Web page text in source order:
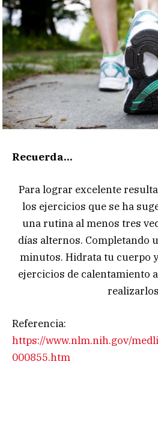
Recuerda…
Para lograr excelente
los ejercicios que se ha
una rutina al menos tres
días alternos. Completando
minutos. Hidrata tu cuerpo
ejercicios de calentamiento
Referencia:
https://www.nlm.nih.gov/
000855.htm